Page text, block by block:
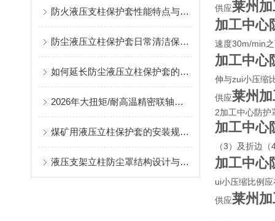
防火液压支柱保护套性能特点与阻燃防护应用
防尘液压立柱保护套日常清洁保养与更换规范
如何延长防尘液压立柱保护套的使用寿命？
2026年大扭矩/耐高温精密联轴器定制找哪家？能实现精准定制的优质厂家盘点
煤矿用液压立柱保护套的安装规范与使用寿命提升方案
液压支架立柱防尘罩结构设计与密封防护原理
供应莱州
加工中心
速度30m/min
加工中心
伸与zui小压缩
供应莱州
2加工中心防护
加工中心
（3）及折边
加工中心
ui小压缩比例
供应莱州